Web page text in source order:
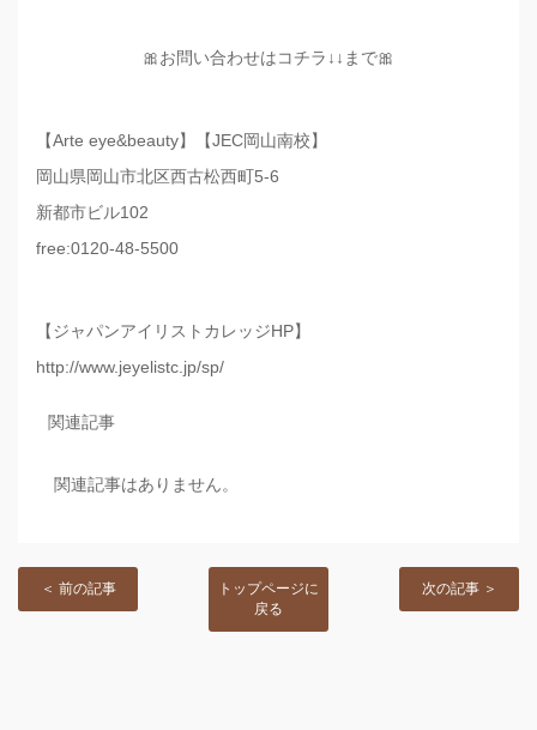
🎀お問い合わせはコチラ↓↓まで🎀
【Arte eye&beauty】【JEC岡山南校】
岡山県岡山市北区西古松西町5-6
新都市ビル102
free:0120-48-5500
【ジャパンアイリストカレッジHP】
http://www.jeyelistc.jp/sp/
関連記事
関連記事はありません。
＜ 前の記事
トップページに
戻る
次の記事 ＞